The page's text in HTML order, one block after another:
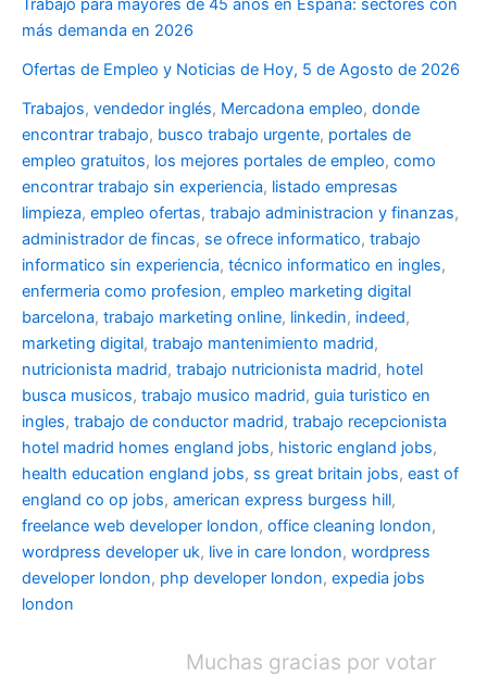
Trabajo para mayores de 45 años en España: sectores con
más demanda en 2026
Ofertas de Empleo y Noticias de Hoy, 5 de Agosto de 2026
Trabajos, vendedor inglés, Mercadona empleo, donde
encontrar trabajo, busco trabajo urgente, portales de
empleo gratuitos, los mejores portales de empleo, como
encontrar trabajo sin experiencia, listado empresas
limpieza, empleo ofertas, trabajo administracion y finanzas,
administrador de fincas, se ofrece informatico, trabajo
informatico sin experiencia, técnico informatico en ingles,
enfermeria como profesion, empleo marketing digital
barcelona, trabajo marketing online, linkedin, indeed,
marketing digital, trabajo mantenimiento madrid,
nutricionista madrid, trabajo nutricionista madrid, hotel
busca musicos, trabajo musico madrid, guia turistico en
ingles, trabajo de conductor madrid, trabajo recepcionista
hotel madrid homes england jobs, historic england jobs,
health education england jobs, ss great britain jobs, east of
england co op jobs, american express burgess hill,
freelance web developer london, office cleaning london,
wordpress developer uk, live in care london, wordpress
developer london, php developer london, expedia jobs
london
Muchas gracias por votar